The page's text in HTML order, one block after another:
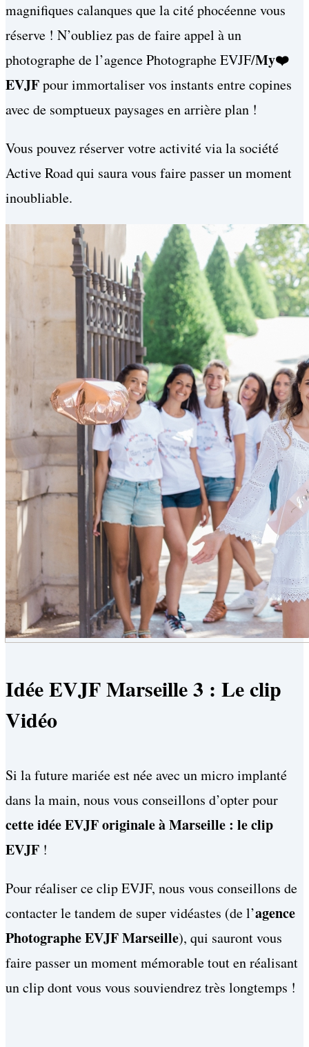
magnifiques calanques que la cité phocéenne vous
réserve ! N’oubliez pas de faire appel à un
photographe de l’agence Photographe EVJF/My❤️
EVJFpour immortaliser vos instants entre copines
avec de somptueux paysages en arrière plan !
Vous pouvez réserver votre activité via la société
Active Road qui saura vous faire passer un moment
inoubliable.
Idée EVJF Marseille 3 : Le clip
Vidéo
Si la future mariée est née avec un micro implanté
dans la main, nous vous conseillons d’opter pour
cette idée EVJF originale à Marseille : le clip
EVJF !
Pour réaliser ce clip EVJF, nous vous conseillons de
contacter le tandem de super vidéastes (de l’agence
Photographe EVJF Marseille), qui sauront vous
faire passer un moment mémorable tout en réalisant
un clip dont vous vous souviendrez très longtemps !